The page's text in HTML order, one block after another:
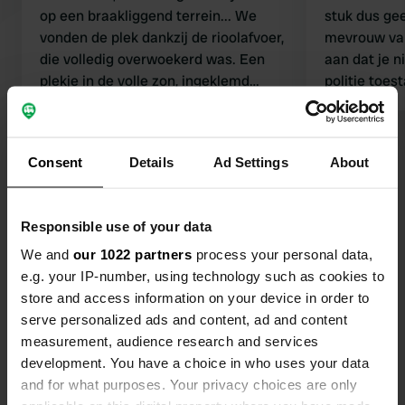
Consent Details Ad Settings About
Responsible use of your data
We and our 1022 partners process your personal data,
e.g. your IP-number, using technology such as cookies to
store and access information on your device in order to
serve personalized ads and content, ad and content
measurement, audience research and services
development. You have a choice in who uses your data
and for what purposes. Your privacy choices are only
op een braakliggend terrein... We
vonden de plek dankzij de rioolafvoer,
die volledig overwoekerd was. Een
plekje in de volle zon, ingeklemd
stuk dus
mevrouw
aan dat je
politie
Schoon
Toilet
Heel veel oesters :-
achterhaalt.
Bekijk alle 36 reviews
Contact
Locatie